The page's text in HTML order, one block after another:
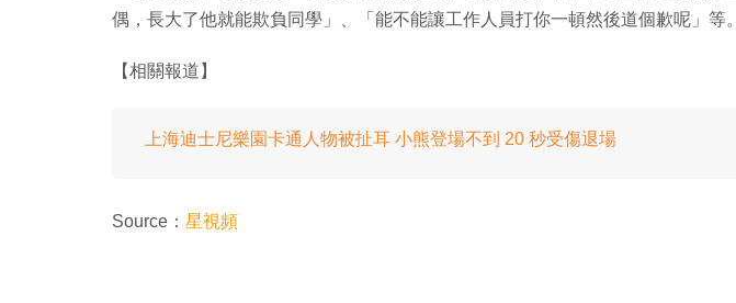
偶，長大了他就能欺負同學」、「能不能讓工作人員打你一頓然後道個歉呢」等。
【相關報道】
上海迪士尼樂園卡通人物被扯耳 小熊登場不到 20 秒受傷退場
Source： 星視頻